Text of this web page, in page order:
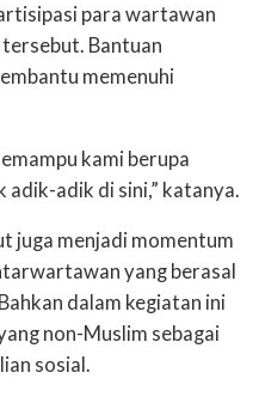
para wartawan
Bantuan
memenuhi
kami berupa
adik-adik di sini,” katanya.
juga menjadi momentum
yang berasal
dalam kegiatan ini
non-Muslim sebagai
sosial.